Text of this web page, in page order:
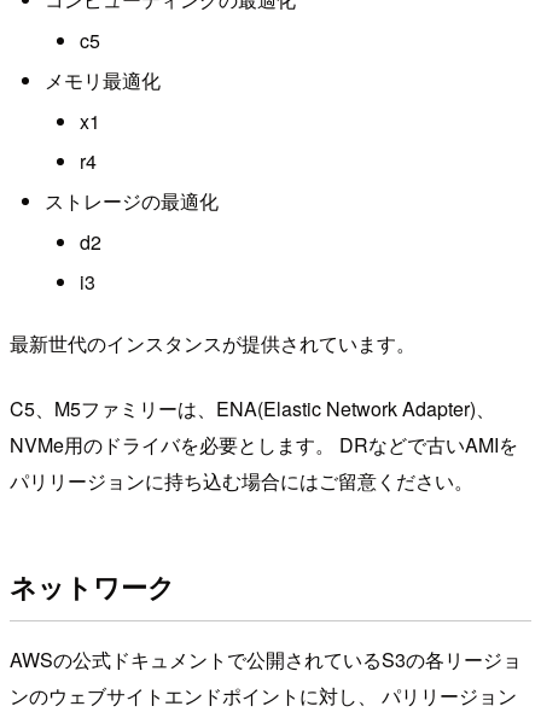
c5
メモリ最適化
x1
r4
ストレージの最適化
d2
i3
最新世代のインスタンスが提供されています。
C5、M5ファミリーは、ENA(Elastic Network Adapter)、
NVMe用のドライバを必要とします。 DRなどで古いAMIを
パリリージョンに持ち込む場合にはご留意ください。
ネットワーク
AWSの公式ドキュメントで公開されているS3の各リージョ
ンのウェブサイトエンドポイントに対し、 パリリージョン